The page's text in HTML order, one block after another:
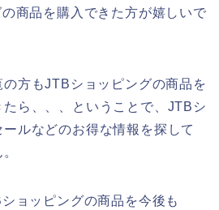
商品を購入できた方が嬉しいで
方もJTBショッピングの商品を
ら、、、ということで、JTBシ
ルなどのお得な情報を探して
ョッピングの商品を今後も